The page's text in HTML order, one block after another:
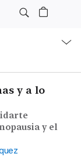
y a lo
y el